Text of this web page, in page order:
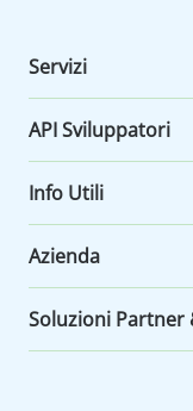
Servizi
API Sviluppatori
Info Utili
Azienda
Soluzioni Partner